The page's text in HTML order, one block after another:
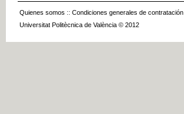
Quienes somos :: Condiciones generales de contratación
Universitat Politècnica de València © 2012